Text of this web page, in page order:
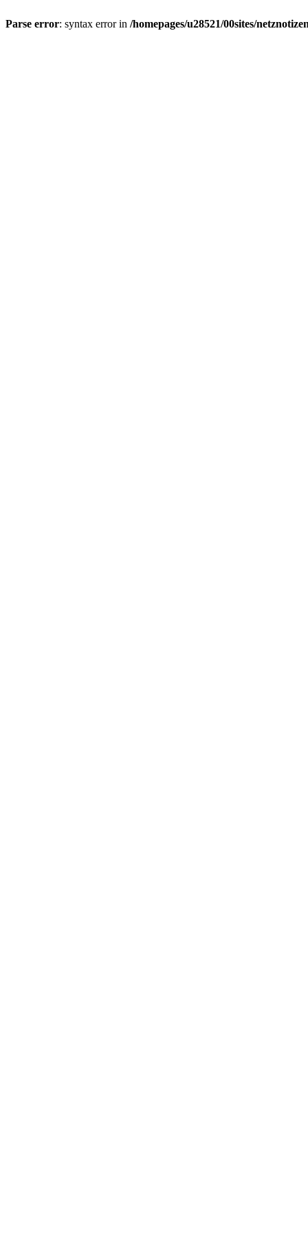
Parse error: syntax error in /homepages/u28521/00sites/